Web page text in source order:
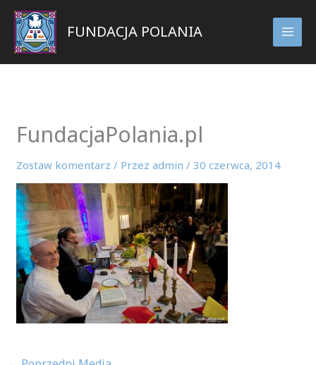
Przejdź
treści
FUNDACJA POLANIA
FundacjaPolania.pl
Zostaw komentarz / Przezadmin/30 czerwca, 2014